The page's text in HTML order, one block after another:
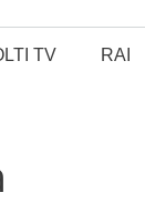
TV RAI